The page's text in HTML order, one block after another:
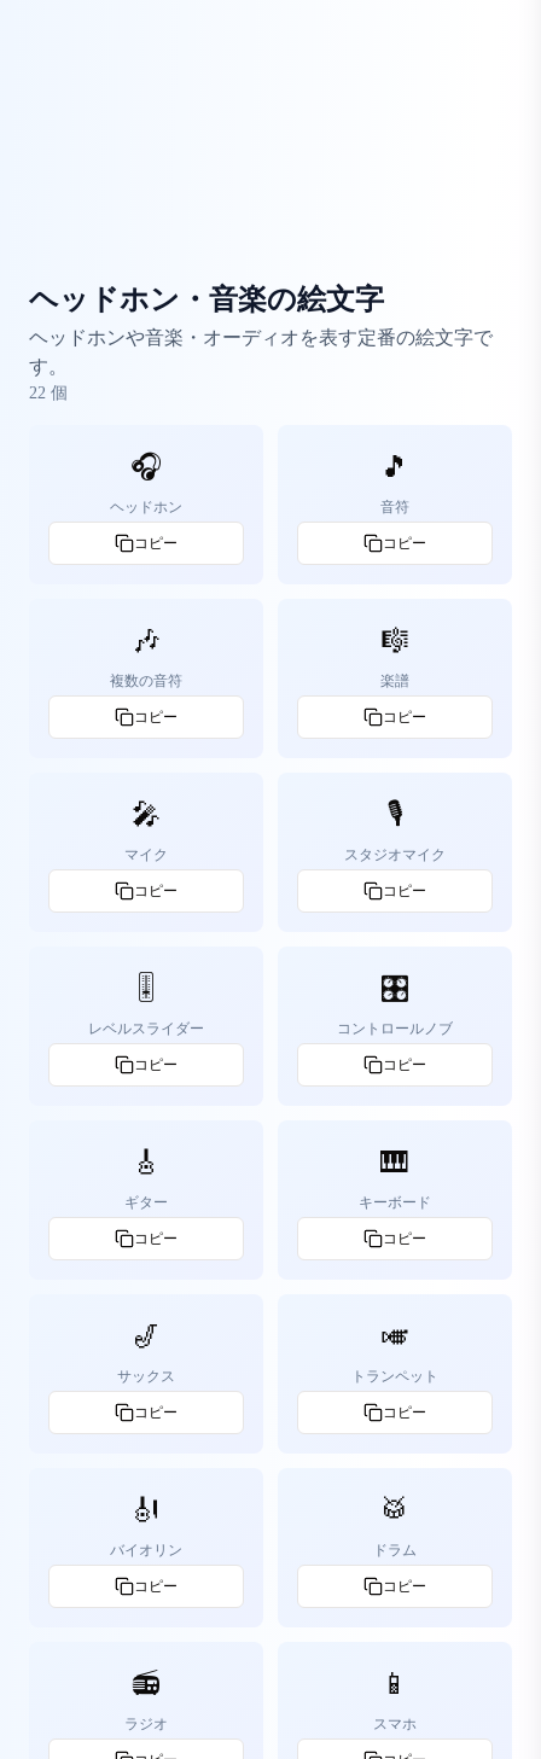
ヘッドホン・音楽の絵文字
ヘッドホンや音楽・オーディオを表す定番の絵文字で
す。
22 個
🎧
ヘッドホン
コピー
🎵
音符
コピー
🎶
複数の音符
コピー
🎼
楽譜
コピー
🎤
マイク
コピー
🎙️
スタジオマイク
コピー
🎚️
レベルスライダー
コピー
🎛️
コントロールノブ
コピー
🎸
ギター
コピー
🎹
キーボード
コピー
🎷
サックス
コピー
🎺
トランペット
コピー
🎻
バイオリン
コピー
🥁
ドラム
コピー
📻
ラジオ
📱
スマホ